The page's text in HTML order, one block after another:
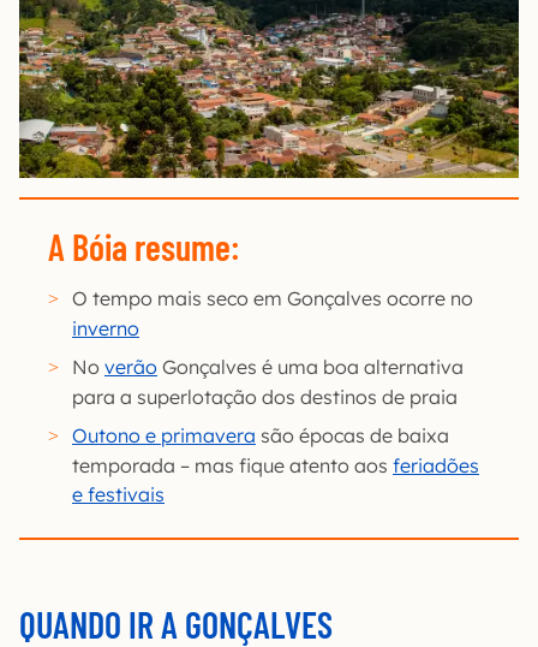
A Bóia resume:
O tempo mais seco em Gonçalves ocorre no
inverno
No verão Gonçalves é uma boa alternativa
para a superlotação dos destinos de praia
Outono e primavera são épocas de baixa
temporada – mas fique atento aos feriadões
e festivais
QUANDO IR A GONÇALVES